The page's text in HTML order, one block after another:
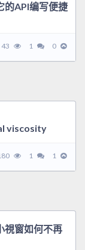
的API编写便捷
43 1 0
viscosity
1 1
視窗如何不再